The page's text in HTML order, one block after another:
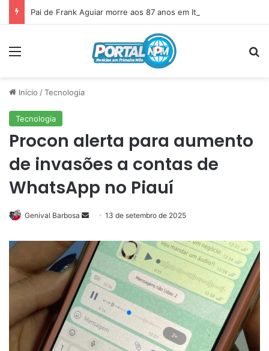
Pai de Frank Aguiar morre aos 87 anos em Itainópolis
Início /Tecnologia
Tecnologia
Procon alerta para aumento
de invasões a contas de
WhatsApp no Piauí
Genival Barbosa
Mande
e-
mail
13 de setembro de 2025